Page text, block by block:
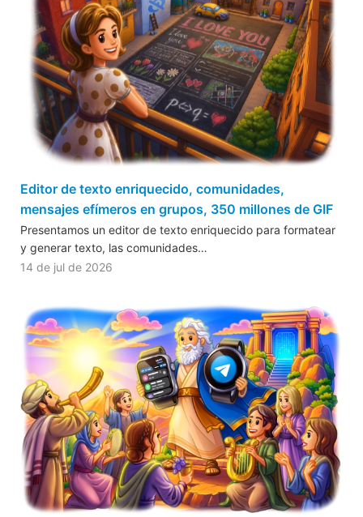
Editor de texto enriquecido, comunidades,
mensajes efímeros en grupos, 350 millones de GIF
Presentamos un editor de texto enriquecido para formatear
y generar texto, las comunidades…
14 de jul de 2026